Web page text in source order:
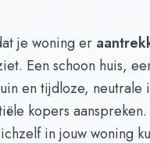
je woning er
Een schoon huis,
en tijdloze, neutrale
kopers
in jouw woning